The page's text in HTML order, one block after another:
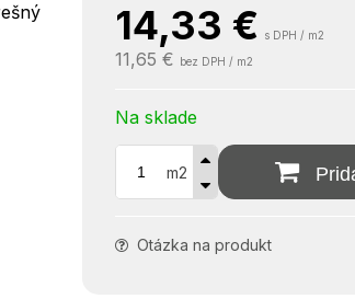
14,33 € s DPH / m2
11,65 € bez DPH / m2
Na sklade
m2
Otázka na produkt